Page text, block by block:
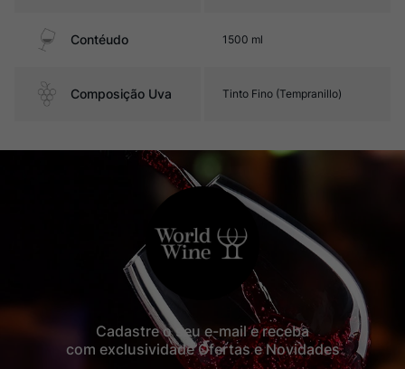
Contéudo 1500 ml
Composição Uva Tinto Fino (Tempranillo)
Cadastre o seu e-mail e receba
com exclusividade Ofertas e Novidades